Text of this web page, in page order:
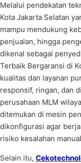
Melalui pendekatan
Kota Jakarta Selatan
mampu mendukung
penjualan, hingga
dikenal sebagai
Terbaik Bergaransi di
kualitas dan layanan
responsif, ringan, dan
perusahaan MLM
ditemukan di mesin
dikonfigurasi agar
risiko kesalahan manual
Selain itu,